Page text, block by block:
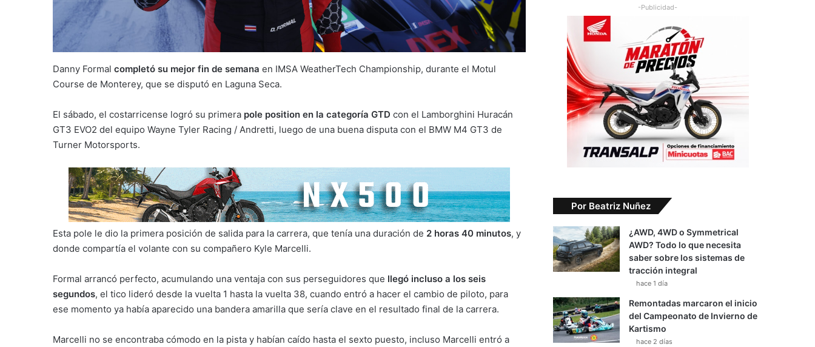
Danny Formal completó su mejor fin de semana en IMSA WeatherTech Championship, durante el Motul
Course de Monterey, que se disputó en Laguna Seca.
El sábado, el costarricense logró su primera pole position en la categoría GTD con el Lamborghini Huracán
GT3 EVO2 del equipo Wayne Tyler Racing / Andretti, luego de una buena disputa con el BMW M4 GT3 de
Turner Motorsports.
Esta pole le dio la primera posición de salida para la carrera, que tenía una duración de 2 horas 40 minutos, y
donde compartía el volante con su compañero Kyle Marcelli.
Formal arrancó perfecto, acumulando una ventaja con sus perseguidores que llegó incluso a los seis
segundos, el tico lideró desde la vuelta 1 hasta la vuelta 38, cuando entró a hacer el cambio de piloto, para
ese momento ya había aparecido una bandera amarilla que sería clave en el resultado final de la carrera.
Marcelli no se encontraba cómodo en la pista y habían caído hasta el sexto puesto, incluso Marcelli entró a
-Publicidad-
Por Beatriz Nuñez
¿AWD, 4WD o Symmetrical
AWD? Todo lo que necesita
saber sobre los sistemas de
tracción integral
hace 1 día
Remontadas marcaron el inicio
del Campeonato de Invierno de
Kartismo
hace 2 días